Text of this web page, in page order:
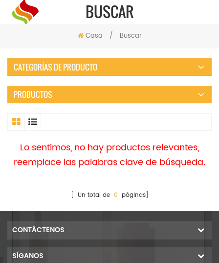
BUSCAR
Casa / Buscar
CATEGORÍAS DE PRODUCTO
PRODUCTOS
Lo sentimos, no hay productos relevantes,
reemplace las palabras clave de búsqueda.
[ Un total de 0 páginas]
CONTÁCTENOS
SÍGANOS